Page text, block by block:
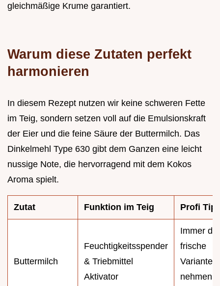
gleichmäßige Krume garantiert.
Warum diese Zutaten perfekt
harmonieren
In diesem Rezept nutzen wir keine schweren Fette
im Teig, sondern setzen voll auf die Emulsionskraft
der Eier und die feine Säure der Buttermilch. Das
Dinkelmehl Type 630 gibt dem Ganzen eine leicht
nussige Note, die hervorragend mit dem Kokos
Aroma spielt.
Zutat Funktion im Teig Profi
Buttermilch
Feuchtigkeitsspender
& Triebmittel
Aktivator
Immer die
frische
Variante
nehmen,